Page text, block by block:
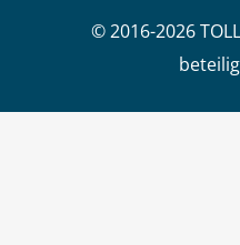
© 2016-2026